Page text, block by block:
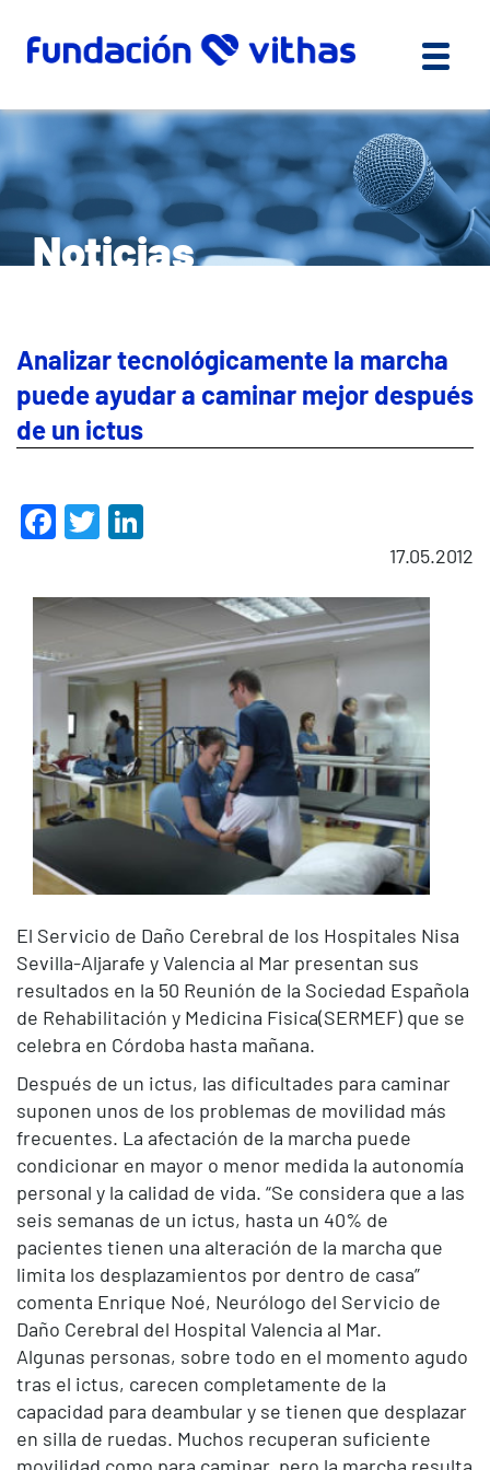
Noticias
Analizar tecnológicamente la marcha
puede ayudar a caminar mejor después
de un ictus
Facebook
Twitter
17.05.2012
El Servicio de Daño Cerebral de los Hospitales Nisa
Sevilla-Aljarafe y Valencia al Mar presentan sus
resultados en la 50 Reunión de la Sociedad Española
de Rehabilitación y Medicina Fisica(SERMEF) que se
celebra en Córdoba hasta mañana.
Después de un ictus, las dificultades para caminar
suponen unos de los problemas de movilidad más
frecuentes. La afectación de la marcha puede
condicionar en mayor o menor medida la autonomía
personal y la calidad de vida. “Se considera que a las
seis semanas de un ictus, hasta un 40% de
pacientes tienen una alteración de la marcha que
limita los desplazamientos por dentro de casa”
comenta Enrique Noé, Neurólogo del Servicio de
Daño Cerebral del Hospital Valencia al Mar.
Algunas personas, sobre todo en el momento agudo
tras el ictus, carecen completamente de la
capacidad para deambular y se tienen que desplazar
en silla de ruedas. Muchos recuperan suficiente